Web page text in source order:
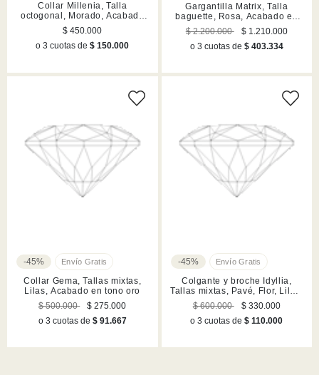
Collar Millenia, Talla
octogonal, Morado, Acabado
en tono oro
$ 450.000
o 3 cuotas de$ 150.000
Gargantilla Matrix, Talla
baguette, Rosa, Acabado en
rodio
$ 2.200.000
$ 1.210.000
o 3 cuotas de $ 403.334
-45%
Collar Gema, Tallas mixtas,
Lilas, Acabado en tono oro
$ 500.000
$ 275.000
o 3 cuotas de $ 91.667
-45%
Colgante y broche Idyllia,
Tallas mixtas, Pavé, Flor, Lilas,
Acabado en tono oro
$ 600.000
$ 330.000
o 3 cuotas de$ 110.000